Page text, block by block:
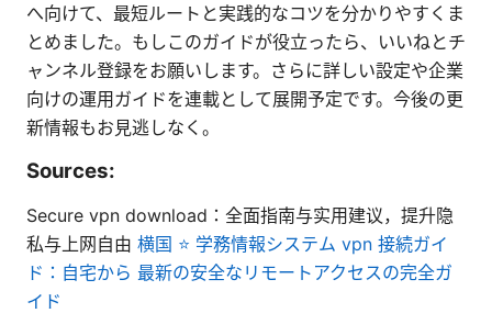
へ向けて、最短ルートと実践的なコツを分かりやすくま
とめました。もしこのガイドが役立ったら、いいねとチ
ャンネル登録をお願いします。さらに詳しい設定や企業
向けの運用ガイドを連載として展開予定です。今後の更
新情報もお見逃しなく。
Sources:
Secure vpn download：全面指南与实用建议，提升隐
私与上网自由 横国 ⭐ 学務情報システム vpn 接続ガイ
ド：自宅から 最新の安全なリモートアクセスの完全ガ
イド